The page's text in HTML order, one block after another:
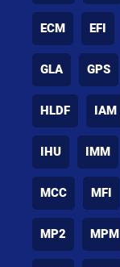
ECM EFI
GLA GPS
HLDF IAM
IHU IMM
MCC MFI
MP2 MPM